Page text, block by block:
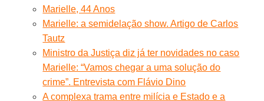
Marielle, 44 Anos
Marielle: a semidelação show. Artigo de Carlos
Tautz
Ministro da Justiça diz já ter novidades no caso
Marielle: “Vamos chegar a uma solução do
crime”. Entrevista com Flávio Dino
A complexa trama entre milícia e Estado e a